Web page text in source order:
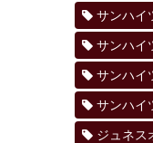
サンハイ
サンハイ
サンハイ
サンハイ
ジュネス